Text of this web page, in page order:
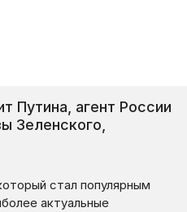
Путина, агент России
Зеленского,
стал популярным
актуальные